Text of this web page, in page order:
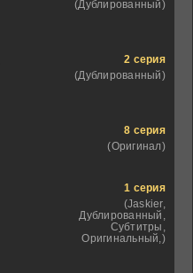
(Дублированный)
2 серия
(Дублированный)
8 серия
(Оригинал)
1 серия
(Jaskier,
Дублированный,
Субтитры,
Оригинальный,)